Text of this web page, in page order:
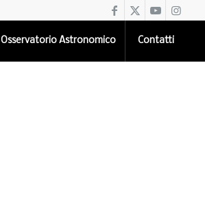
Osservatorio Astronomico Contatti